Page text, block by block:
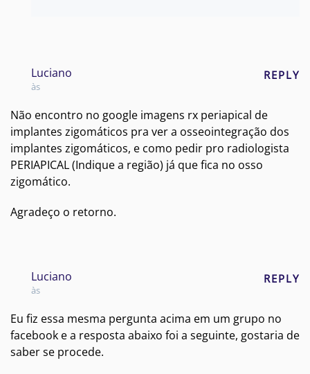
Luciano
às
REPLY
Não encontro no google imagens rx periapical de
implantes zigomáticos pra ver a osseointegração dos
implantes zigomáticos, e como pedir pro radiologista
PERIAPICAL (Indique a região) já que fica no osso
zigomático.
Agradeço o retorno.
Luciano
às
REPLY
Eu fiz essa mesma pergunta acima em um grupo no
facebook e a resposta abaixo foi a seguinte, gostaria de
saber se procede.